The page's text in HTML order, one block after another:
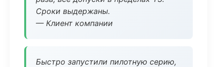
Сроки выдержаны.
— Клиент компании
Быстро запустили пилотную серию,